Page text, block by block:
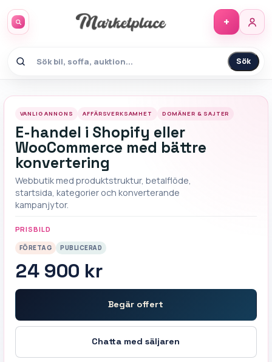
Sök
+
VANLIG ANNONS AFFÄRSVERKSAMHET DOMÄNER & SAJTER
E-handel i Shopify eller
WooCommerce med bättre
konvertering
Webbutik med produktstruktur, betalflöde,
startsida, kategorier och konverterande
kampanjytor.
PRISBILD
FÖRETAG PUBLICERAD
24 900 kr
Begär offert
Chatta med säljaren